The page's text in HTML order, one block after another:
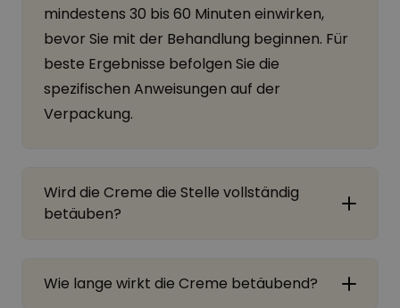
mindestens 30 bis 60 Minuten einwirken,
bevor Sie mit der Behandlung beginnen. Für
beste Ergebnisse befolgen Sie die
spezifischen Anweisungen auf der
Verpackung.
Wird die Creme die Stelle vollständig
betäuben?
Wie lange wirkt die Creme betäubend?